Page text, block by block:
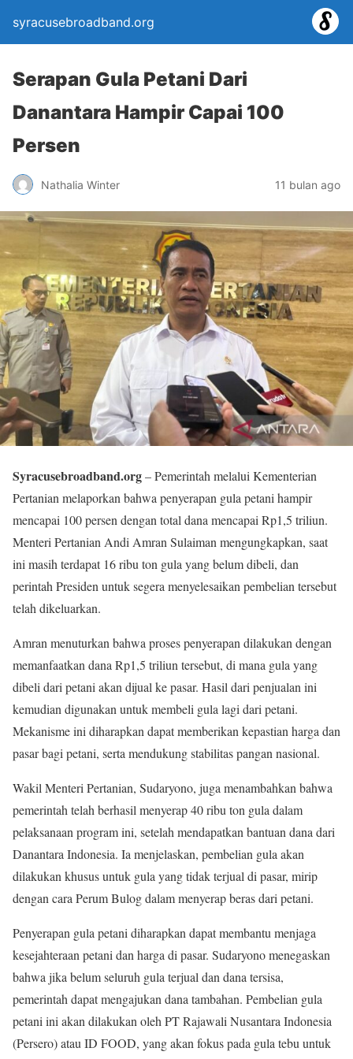
syracusebroadband.org
Serapan Gula Petani Dari
Danantara Hampir Capai 100
Persen
Nathalia Winter 11 bulan ago
Syracusebroadband.org– Pemerintah melalui Kementerian
Pertanian melaporkan bahwa penyerapan gula petani hampir
mencapai 100 persen dengan total dana mencapai Rp1,5 triliun.
Menteri Pertanian Andi Amran Sulaiman mengungkapkan, saat
ini masih terdapat 16 ribu ton gula yang belum dibeli, dan
perintah Presiden untuk segera menyelesaikan pembelian tersebut
telah dikeluarkan.
Amran menuturkan bahwa proses penyerapan dilakukan dengan
memanfaatkan dana Rp1,5 triliun tersebut, di mana gula yang
dibeli dari petani akan dijual ke pasar. Hasil dari penjualan ini
kemudian digunakan untuk membeli gula lagi dari petani.
Mekanisme ini diharapkan dapat memberikan kepastian harga dan
pasar bagi petani, serta mendukung stabilitas pangan nasional.
Wakil Menteri Pertanian, Sudaryono, juga menambahkan bahwa
pemerintah telah berhasil menyerap 40 ribu ton gula dalam
pelaksanaan program ini, setelah mendapatkan bantuan dana dari
Danantara Indonesia. Ia menjelaskan, pembelian gula akan
dilakukan khusus untuk gula yang tidak terjual di pasar, mirip
dengan cara Perum Bulog dalam menyerap beras dari petani.
Penyerapan gula petani diharapkan dapat membantu menjaga
kesejahteraan petani dan harga di pasar. Sudaryono menegaskan
bahwa jika belum seluruh gula terjual dan dana tersisa,
pemerintah dapat mengajukan dana tambahan. Pembelian gula
petani ini akan dilakukan oleh PT Rajawali Nusantara Indonesia
(Persero) atau ID FOOD, yang akan fokus pada gula tebu untuk